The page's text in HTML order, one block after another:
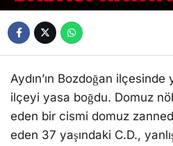
Aydın’ın Bozdoğan
ilçeyi yasa boğdu. Domuz
eden bir cismi domuz
eden 37 yaşındaki C.D.,